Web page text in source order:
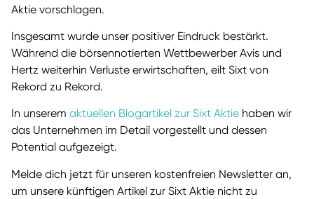
Aktie vorschlagen.
Insgesamt wurde unser positiver Eindruck bestärkt.
Während die börsennotierten Wettbewerber Avis und
Hertz weiterhin Verluste erwirtschaften, eilt Sixt von
Rekord zu Rekord.
In unserem aktuellen Blogartikel zur Sixt Aktie haben wir
das Unternehmen im Detail vorgestellt und dessen
Potential aufgezeigt.
Melde dich jetzt für unseren kostenfreien Newsletter an,
um unsere künftigen Artikel zur Sixt Aktie nicht zu